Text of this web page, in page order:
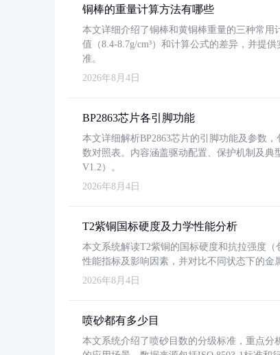
铜棒的重量计算方法有哪些
本文详细介绍了铜棒和黄铜棒重量的三种常
值（8.4-8.7g/cm³）和计算公式的差异，并提
准。
2026年8月4日
BP2863芯片各引脚功能
本文详细解析BP2863芯片的引脚功能及参数
数对照表。内容涵盖驱动配置、保护机制及
V1.2）。
2026年8月4日
T2紫铜国标硬度及力学性能分析
本文系统解读T2紫铜的国标硬度和抗拉强度（
性能指标及影响因素，并对比不同状态下的金
2026年8月4日
喷砂都有多少目
本文系统介绍了喷砂目数的分级标准，重点分